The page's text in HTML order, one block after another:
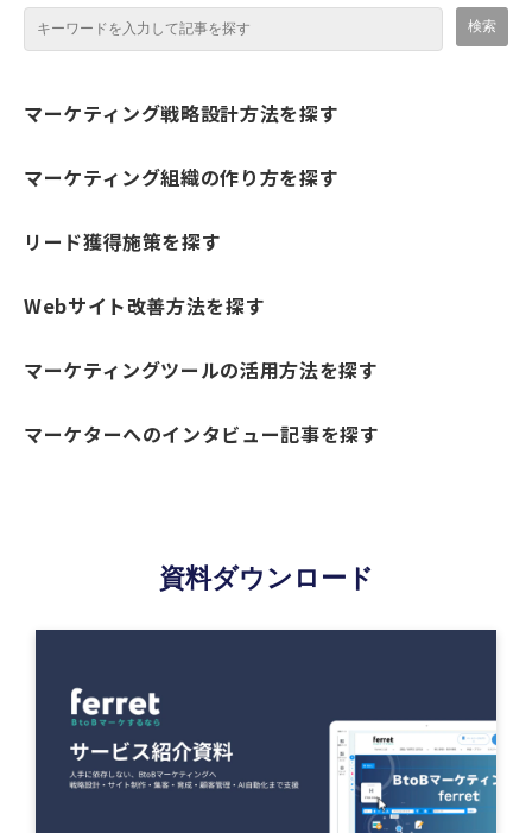
マーケティング戦略設計方法を探す
マーケティング組織の作り方を探す
リード獲得施策を探す
Webサイト改善方法を探す
マーケティングツールの活用方法を探す
マーケターへのインタビュー記事を探す
資料ダウンロード